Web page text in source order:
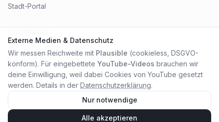
Stadt-Portal
Datenschutz
AGB
City Online Medien OHG. Alle Rechte vorbehalten.
Externe Medien & Datenschutz
Wir messen Reichweite mit Plausible (cookieless, DSGVO-
konform). Für eingebettete YouTube-Videos brauchen wir
deine Einwilligung, weil dabei Cookies von YouTube gesetzt
werden. Details in der Datenschutzerklärung.
Nur notwendige
Alle akzeptieren